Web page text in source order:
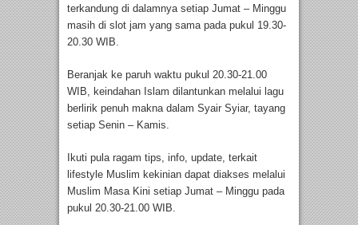
terkandung di dalamnya setiap Jumat – Minggu
masih di slot jam yang sama pada pukul 19.30-
20.30 WIB.
Beranjak ke paruh waktu pukul 20.30-21.00
WIB, keindahan Islam dilantunkan melalui lagu
berlirik penuh makna dalam Syair Syiar, tayang
setiap Senin – Kamis.
Ikuti pula ragam tips, info, update, terkait
lifestyle Muslim kekinian dapat diakses melalui
Muslim Masa Kini setiap Jumat – Minggu pada
pukul 20.30-21.00 WIB.